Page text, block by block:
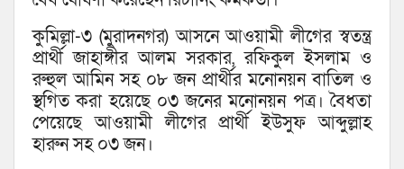
কুমিল্লা-৩ (মুরাদনগর) আসনে আওয়ামী লীগের স্বতন্ত্র
প্রার্থী জাহাঙ্গীর আলম সরকার, রফিকুল ইসলাম ও
রুহুল আমিন সহ ০৮ জন প্রার্থীর মনোনয়ন বাতিল ও
স্থগিত করা হয়েছে ০৩ জনের মনোনয়ন পত্র। বৈধতা
পেয়েছে আওয়ামী লীগের প্রার্থী ইউসুফ আব্দুল্লাহ
হারুন সহ ০৩ জন।